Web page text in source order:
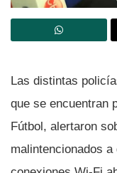
Las distintas
que se encuentran
Fútbol, alertaron
malintencionados